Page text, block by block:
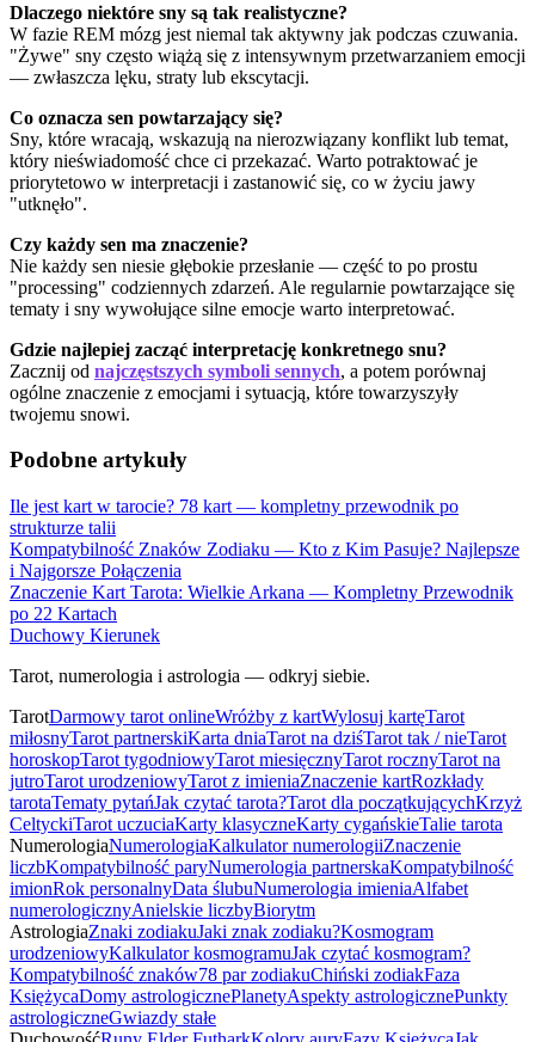
Dlaczego niektóre sny są tak realistyczne?
W fazie REM mózg jest niemal tak aktywny jak podczas czuwania.
"Żywe" sny często wiążą się z intensywnym przetwarzaniem emocji
— zwłaszcza lęku, straty lub ekscytacji.
Co oznacza sen powtarzający się?
Sny, które wracają, wskazują na nierozwiązany konflikt lub temat,
który nieświadomość chce ci przekazać. Warto potraktować je
priorytetowo w interpretacji i zastanowić się, co w życiu jawy
"utknęło".
Czy każdy sen ma znaczenie?
Nie każdy sen niesie głębokie przesłanie — część to po prostu
"processing" codziennych zdarzeń. Ale regularnie powtarzające się
tematy i sny wywołujące silne emocje warto interpretować.
Gdzie najlepiej zacząć interpretację konkretnego snu?
Zacznij od najczęstszych symboli sennych, a potem porównaj
ogólne znaczenie z emocjami i sytuacją, które towarzyszyły
twojemu snowi.
Podobne artykuły
Ile jest kart w tarocie? 78 kart — kompletny przewodnik po
strukturze talii
Kompatybilność Znaków Zodiaku — Kto z Kim Pasuje? Najlepsze
i Najgorsze Połączenia
Znaczenie Kart Tarota: Wielkie Arkana — Kompletny Przewodnik
po 22 Kartach
Duchowy Kierunek
Tarot, numerologia i astrologia — odkryj siebie.
TarotDarmowy tarot onlineWróżby z kartWylosuj kartęTarot
miłosnyTarot partnerskiKarta dniaTarot na dziśTarot tak / nieTarot
horoskopTarot tygodniowyTarot miesięcznyTarot rocznyTarot na
jutroTarot urodzeniowyTarot z imieniaZnaczenie kartRozkłady
tarotaTematy pytańJak czytać tarota?Tarot dla początkującychKrzyż
CeltyckiTarot uczuciaKarty klasyczneKarty cygańskieTalie tarota
NumerologiaNumerologiaKalkulator numerologiiZnaczenie
liczbKompatybilność paryNumerologia partnerskaKompatybilność
imionRok personalnyData ślubuNumerologia imieniaAlfabet
numerologicznyAnielskie liczbyBiorytm
AstrologiaZnaki zodiakuJaki znak zodiaku?Kosmogram
urodzeniowyKalkulator kosmogramuJak czytać kosmogram?
Kompatybilność znaków78 par zodiakuChiński zodiakFaza
KsiężycaDomy astrologicznePlanetyAspekty astrologicznePunkty
astrologiczneGwiazdy stałe